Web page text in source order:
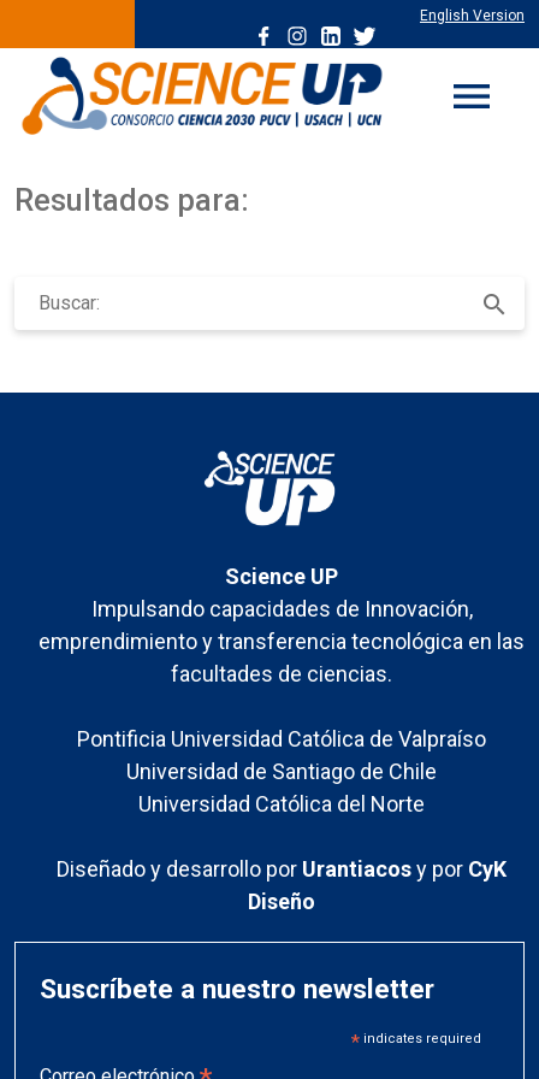
English Version
menu
Resultados para:
Buscar
search
Science UP
Impulsando capacidades de Innovación,
emprendimiento y transferencia tecnológica en las
facultades de ciencias.
Pontificia Universidad Católica de Valpraíso
Universidad de Santiago de Chile
Universidad Católica del Norte
Diseñado y desarrollo por Urantiacosy por CyK
Diseño
Suscríbete a nuestro newsletter
*indicates required